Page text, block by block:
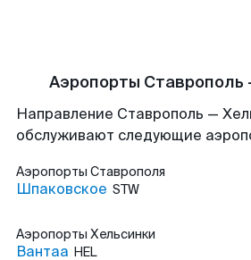
Аэропорты Ставрополь
Направление Ставрополь —
обслуживают следующие
Аэропорты Ставрополя
Шпаковское STW
Аэропорты Хельсинки
Вантаа HEL